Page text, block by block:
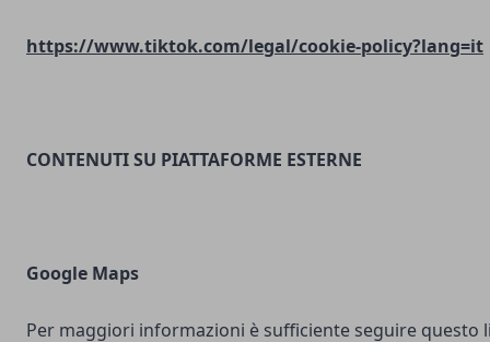
https://www.tiktok.com/legal/cookie-policy?lang=it
CONTENUTI SU PIATTAFORME ESTERNE
Google Maps
Per maggiori informazioni è sufficiente seguire questo